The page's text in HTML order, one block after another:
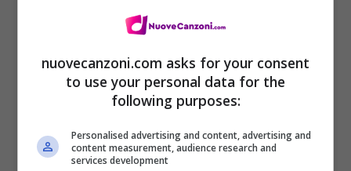
apparizione insieme pare proprio che i due
non vogliono più separarsi. I Bocelli sono
stati fortemente voluti persino alle nozze
della principessa Eugenia, figlia del Principe
d’Inghilterra.
nuovecanzoni.com asks for your consent
to use your personal data for the
following purposes:
Personalised advertising and content, advertising and
content measurement, audience research and
services development